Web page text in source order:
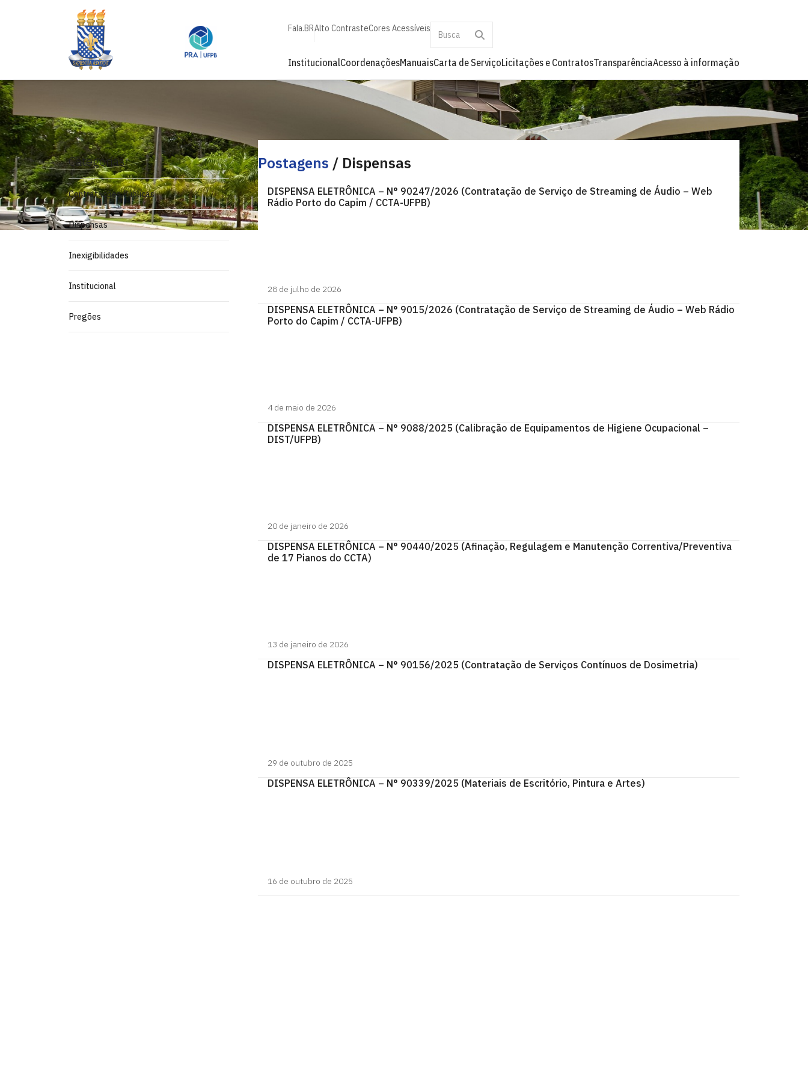
Fala.BRAlto ContrasteCores Acessíveis
InstitucionalCoordenaçõesManuaisCarta de ServiçoLicitações e ContratosTransparênciaAcesso à informação
Categorias
Contratações Públicas
Dispensas
Inexigibilidades
Institucional
Pregões
Postagens / Dispensas
DISPENSA ELETRÔNICA – N° 90247/2026 (Contratação de Serviço de Streaming de Áudio – Web
Rádio Porto do Capim / CCTA-UFPB)
28 de julho de 2026
DISPENSA ELETRÔNICA – N° 9015/2026 (Contratação de Serviço de Streaming de Áudio – Web Rádio
Porto do Capim / CCTA-UFPB)
4 de maio de 2026
DISPENSA ELETRÔNICA – N° 9088/2025 (Calibração de Equipamentos de Higiene Ocupacional –
DIST/UFPB)
20 de janeiro de 2026
DISPENSA ELETRÔNICA – N° 90440/2025 (Afinação, Regulagem e Manutenção Correntiva/Preventiva
de 17 Pianos do CCTA)
13 de janeiro de 2026
DISPENSA ELETRÔNICA – N° 90156/2025 (Contratação de Serviços Contínuos de Dosimetria)
29 de outubro de 2025
DISPENSA ELETRÔNICA – N° 90339/2025 (Materiais de Escritório, Pintura e Artes)
16 de outubro de 2025